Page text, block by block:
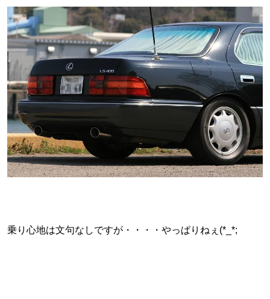
乗り心地は文句なしですが・・・・やっぱりねぇ(*_*;